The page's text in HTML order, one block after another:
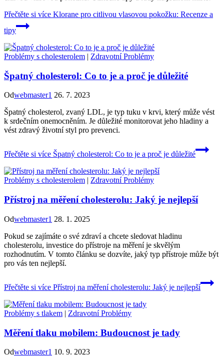
Přečtěte si více Klorane pro citlivou vlasovou pokožku: Recenze a
tipy
Problémy s cholesterolem | Zdravotní Problémy
Špatný cholesterol: Co to je a proč je důležité
Odwebmaster1 26. 7. 2023
Špatný cholesterol, zvaný LDL, je typ tuku v krvi, který může vést
k srdečním onemocněním. Je důležité monitorovat jeho hladiny a
vést zdravý životní styl pro prevenci.
Přečtěte si více Špatný cholesterol: Co to je a proč je důležité
Problémy s cholesterolem | Zdravotní Problémy
Přístroj na měření cholesterolu: Jaký je nejlepší
Odwebmaster1 28. 1. 2025
Pokud se zajímáte o své zdraví a chcete sledovat hladinu
cholesterolu, investice do přístroje na měření je skvělým
rozhodnutím. V tomto článku se dozvíte, jaký typ přístroje může být
pro vás ten nejlepší.
Přečtěte si více Přístroj na měření cholesterolu: Jaký je nejlepší
Problémy s tlakem | Zdravotní Problémy
Měření tlaku mobilem: Budoucnost je tady
Odwebmaster1 10. 9. 2023